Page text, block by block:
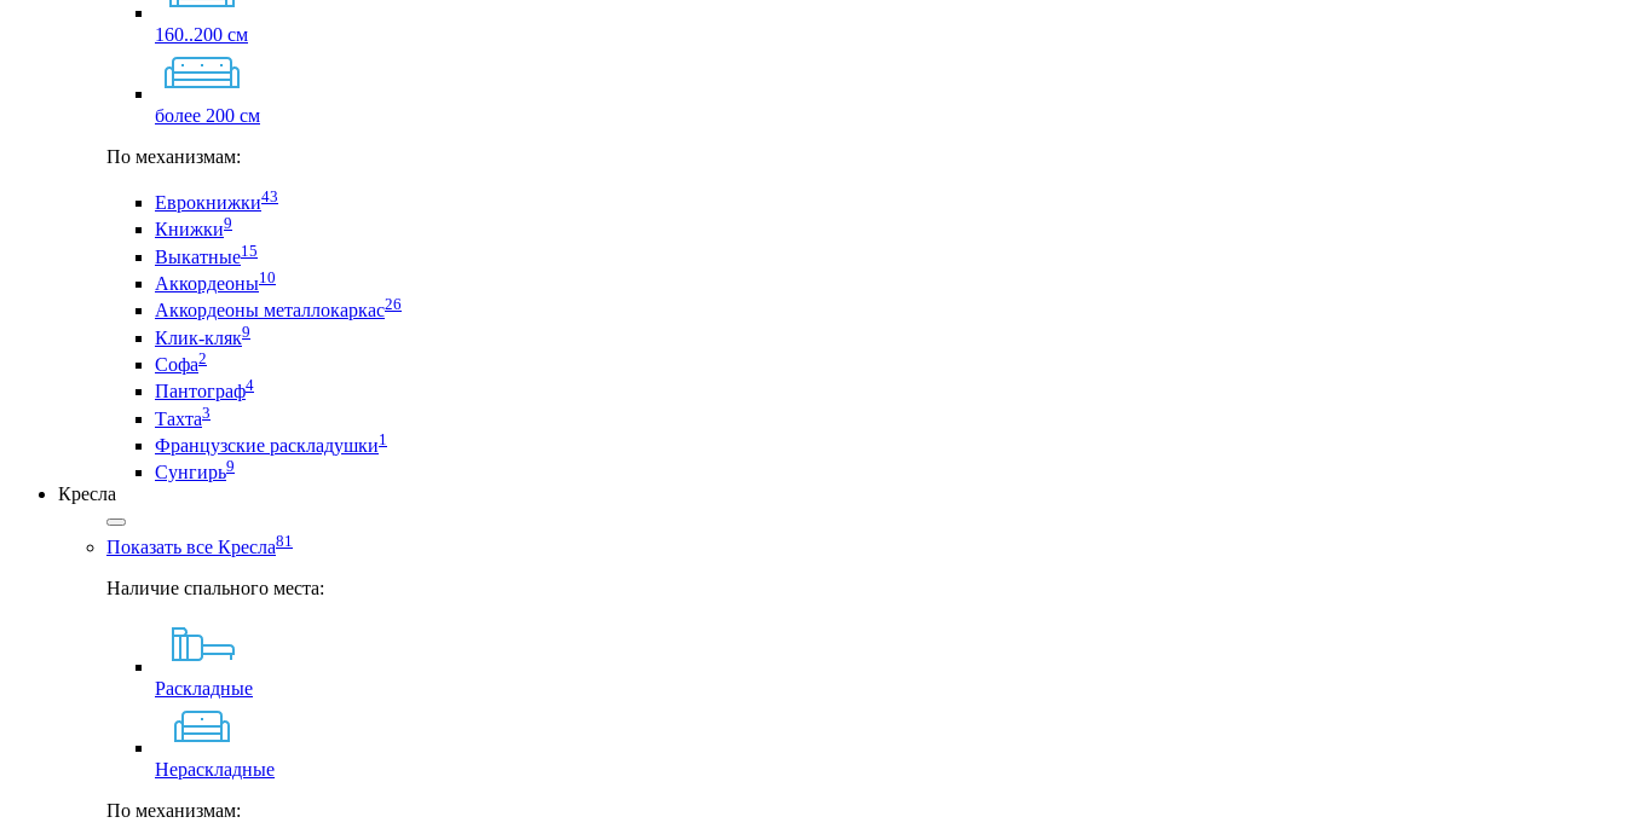
160..200 см
более 200 см
По механизмам:
Еврокнижки43
Книжки9
Выкатные15
Аккордеоны10
Аккордеоны металлокаркас26
Клик-кляк9
Софа2
Пантограф4
Тахта3
Французские раскладушки1
Сунгирь9
Кресла
Показать все Кресла81
Наличие спального места:
Раскладные
Нераскладные
По механизмам: